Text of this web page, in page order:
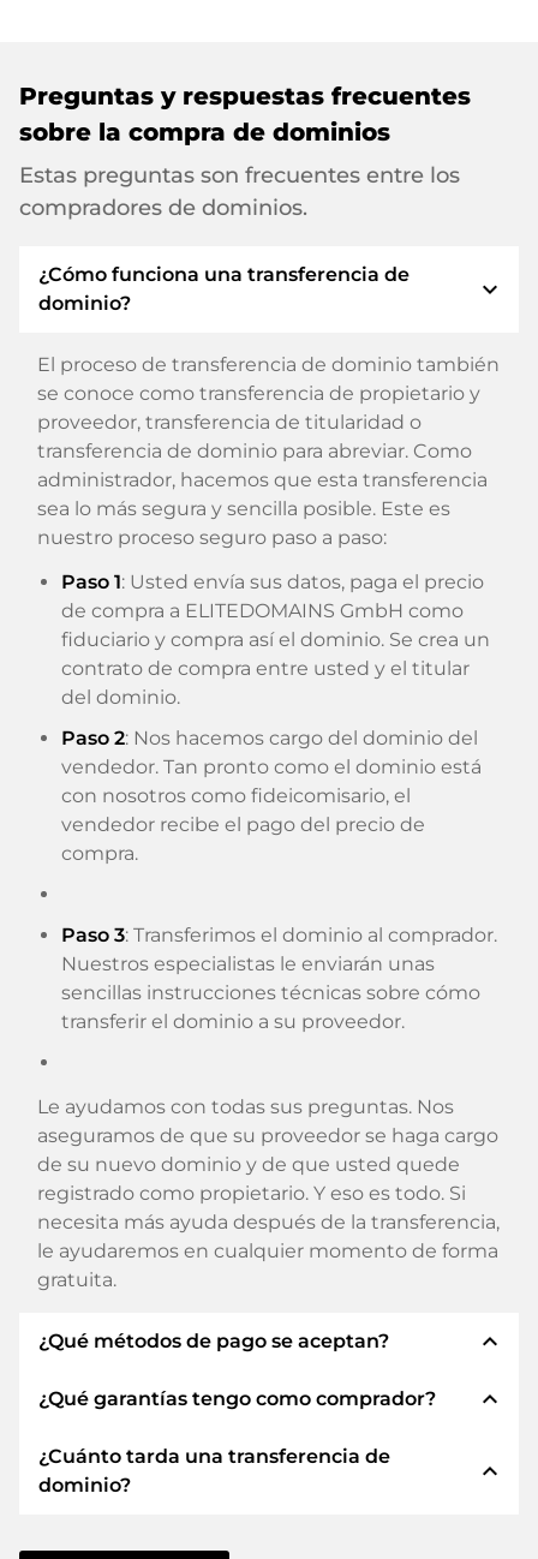
Preguntas y respuestas frecuentes
sobre la compra de dominios
Estas preguntas son frecuentes entre los
compradores de dominios.
¿Cómo funciona una transferencia de
dominio?
expand_more
El proceso de transferencia de dominio también
se conoce como transferencia de propietario y
proveedor, transferencia de titularidad o
transferencia de dominio para abreviar. Como
administrador, hacemos que esta transferencia
sea lo más segura y sencilla posible. Este es
nuestro proceso seguro paso a paso:
Paso 1: Usted envía sus datos, paga el precio
de compra a ELITEDOMAINS GmbH como
fiduciario y compra así el dominio. Se crea un
contrato de compra entre usted y el titular
del dominio.
Paso 2: Nos hacemos cargo del dominio del
vendedor. Tan pronto como el dominio está
con nosotros como fideicomisario, el
vendedor recibe el pago del precio de
compra.
Paso 3: Transferimos el dominio al comprador.
Nuestros especialistas le enviarán unas
sencillas instrucciones técnicas sobre cómo
transferir el dominio a su proveedor.
Le ayudamos con todas sus preguntas. Nos
aseguramos de que su proveedor se haga cargo
de su nuevo dominio y de que usted quede
registrado como propietario. Y eso es todo. Si
necesita más ayuda después de la transferencia,
le ayudaremos en cualquier momento de forma
gratuita.
¿Qué métodos de pago se aceptan? expand_less
Utilizamos SEPA como prepago y utilizamos
para los métodos de pago disponibles como:
Tarjetas de crédito, PayPal, Klarna, ApplePay,
¿Qué garantías tengo como comprador? expand_less
Siempre le garantizamos como comprador las
siguientes seguridades. Esto es lo que
¿Cuánto tarda una transferencia de
dominio?
expand_less
La transferencia de dominio a un nuevo